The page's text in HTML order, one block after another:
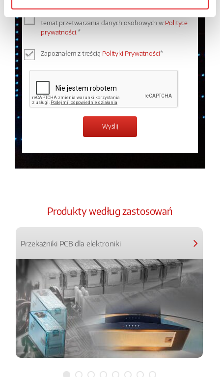
temat przetwarzania danych osobowych w Polityce
prywatności.*
Zapoznałem z treścią Polityki Prywatności*
Produkty według zastosowań
Przekaźniki PCB dla elektroniki